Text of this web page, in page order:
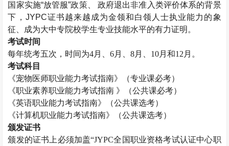
国家实施“放管服”政策、 政府退出非准入类评价体系的背景
下，JYPC证书越来越成为金领和白领人士执业能力的象
征、成为大中专院校学生专业技能水平的有力证明。
考试时间
每年统考五次，时间为4月、6月、8月、10月和12月。
考试科目
《宠物医师职业能力考试指南》（专业课必考）
《职业素养职业能力考试指南 》（公共课必考）
《英语职业能力考试指南》（公共课选考）
《计算机职业能力考试指南》（公共课选考）
颁发证书
颁发的证书上必须加盖“JYPC全国职业资格考试认证中心职